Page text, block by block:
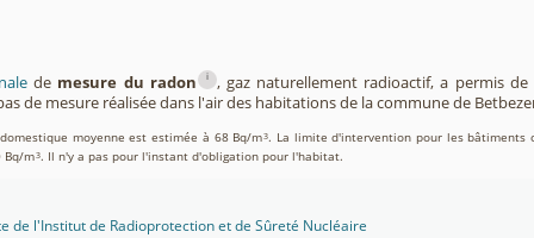
de mesure du radon i
, gaz naturellement radioactif, a permis
de mesure réalisée dans l'air des habitations de la commune de
moyenne est estimée à 68 Bq/m3. La limite d'intervention pour les bâtiments
Bq/m3. Il n'y a pas pour l'instant d'obligation pour l'habitat.
de l'Institut de Radioprotection et de Sûreté Nucléaire